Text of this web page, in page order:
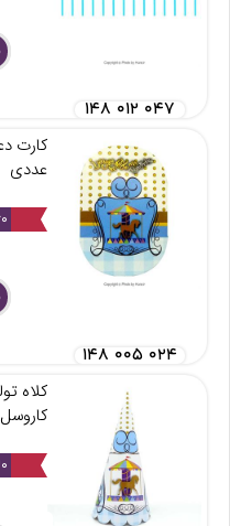
۱۴۸ ۰۱۲ ۰۴۷
عددی
۱۴۸ ۰۰۵ ۰۲۴
کلاه